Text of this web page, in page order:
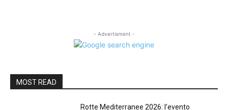
- Advertisment -
MOST READ
Rotte Mediterranee 2026: l’evento